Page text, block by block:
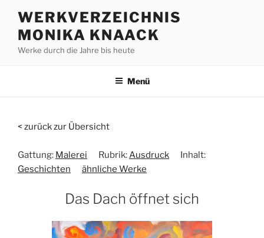
Inhalt
springen
WERKVERZEICHNIS
MONIKA KNAACK
Werke durch die Jahre bis heute
Menü
< zurück zur Übersicht
Gattung: Malerei Rubrik: Ausdruck
Inhalt:
Geschichten
ähnliche Werke
Das Dach öffnet sich